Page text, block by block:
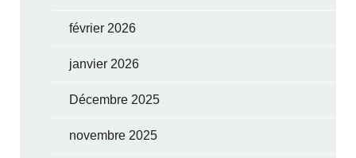
février 2026
janvier 2026
Décembre 2025
novembre 2025